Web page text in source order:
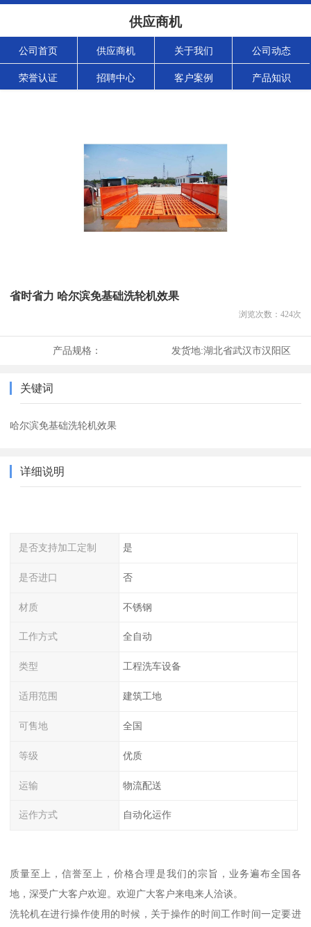
供应商机
公司首页 供应商机 关于我们 公司动态
荣誉认证 招聘中心 客户案例 产品知识
省时省力 哈尔滨免基础洗轮机效果
浏览次数： 424次
产品规格： 发货地:湖北省武汉市汉阳区
关键词
哈尔滨免基础洗轮机效果
详细说明
是否支持加工定制 是
是否进口 否
材质 不锈钢
工作方式 全自动
类型 工程洗车设备
适用范围 建筑工地
可售地 全国
等级 优质
运输 物流配送
运作方式 自动化运作
质量至上，信誉至上，价格合理是我们的宗旨，业务遍布全国各
地，深受广大客户欢迎。欢迎广大客户来电来人洽谈。
洗轮机在进行操作使用的时候，关于操作的时间工作时间一定要进